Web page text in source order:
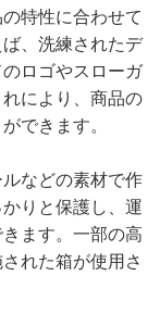
特性に合わせて
、洗練されたデ
ロゴやスローガ
により、商品の
できます。
などの素材で作
りと保護し、運
ます。一部の高
れた箱が使用さ